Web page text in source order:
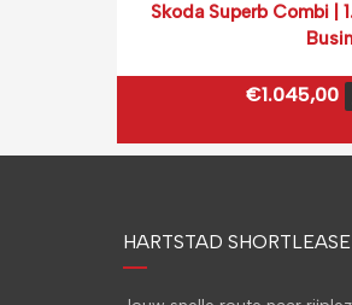
Skoda Superb Combi |
€1.045,00
Prijs op basis van
HARTSTAD SHORTLEASE